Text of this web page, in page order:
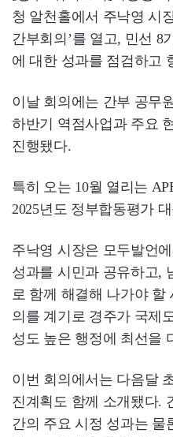
청 알천홀에서 주낙영 시
간부회의’를 열고, 민선 8
에 대한 성과를 점검하고
이날 회의에는 간부 공무
하반기 역점사업과 주요
진행됐다.
특히 오는 10월 열리는
2025년도 정부합동평가
주낙영 시장은 모두발언
성과를 시민과 공유하고,
로 함께 해결해 나가야 할
의를 계기로 경주가 국제
성도 높은 행정에 최선을
이번 회의에서는 다음달
진계획도 함께 소개됐다.
간의 주요 시정 성과는 물